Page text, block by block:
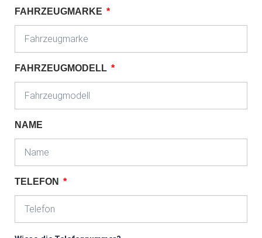
FAHRZEUGMARKE
FAHRZEUGMODELL
NAME
TELEFON